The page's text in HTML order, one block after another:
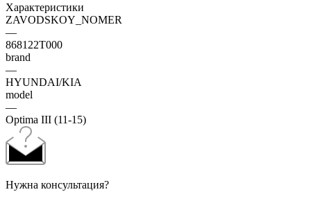
Характеристики
ZAVODSKOY_NOMER
—
868122T000
brand
—
HYUNDAI/KIA
model
—
Optima III (11-15)
Нужна консультация?